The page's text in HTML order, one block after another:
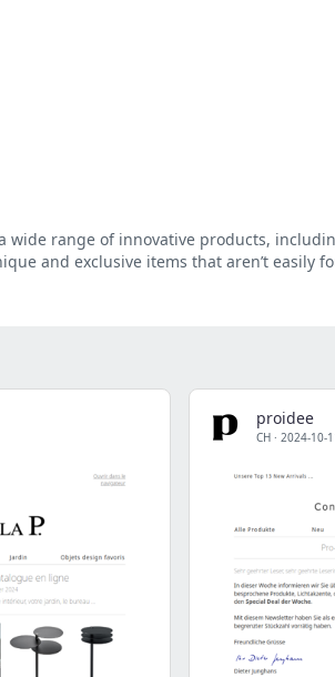
wide range of innovative products,
and exclusive items that aren’t easily
proidee
CH · 2024-10-